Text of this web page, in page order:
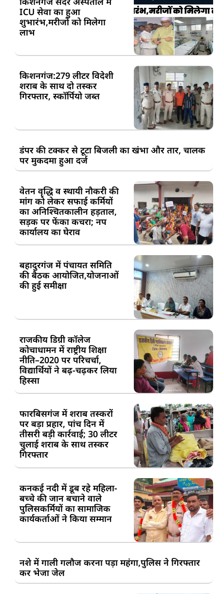
ICU सेवा का हुआ
शुभारंभ,मरीजों को मिलेगा
लाभ
किशनगंज:279 लीटर विदेशी
शराब के साथ दो तस्कर
गिरफ्तार, स्कॉर्पियो जब्त
डंपर की टक्कर से टूटा बिजली का खंभा और तार, चालक
पर मुकदमा हुआ दर्ज
वेतन वृद्धि व स्थायी नौकरी की
मांग को लेकर सफाई कर्मियों
का अनिश्चितकालीन हड़ताल,
सड़क पर फेंका कचरा; नप
कार्यालय का घेराव
बहादुरगंज में पंचायत समिति
की बैठक आयोजित,योजनाओं
की हुई समीक्षा
राजकीय डिग्री कॉलेज
कोचाधामन में राष्ट्रीय शिक्षा
नीति–2020 पर परिचर्चा,
विद्यार्थियों ने बढ़-चढ़कर लिया
हिस्सा
फारबिसगंज में शराब तस्करों
पर बड़ा प्रहार, पांच दिन में
तीसरी बड़ी कार्रवाई; 30 लीटर
चुलाई शराब के साथ तस्कर
गिरफ्तार
कनकई नदी में डूब रहे महिला-
बच्चे की जान बचाने वाले
पुलिसकर्मियों का सामाजिक
कार्यकर्ताओं ने किया सम्मान
नशे में गाली गलौज करना पड़ा महंगा,पुलिस ने गिरफ्तार
कर भेजा जेल